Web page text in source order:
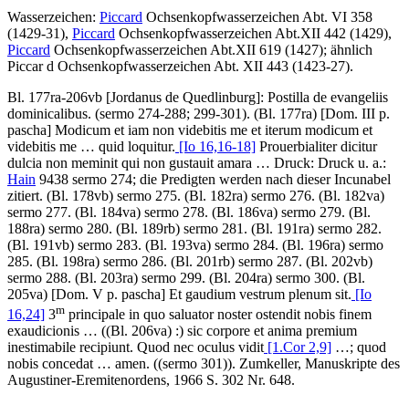
Wasserzeichen: Piccard Ochsenkopfwasserzeichen Abt. VI 358
(1429-31), Piccard Ochsenkopfwasserzeichen Abt.XII 442 (1429),
Piccard Ochsenkopfwasserzeichen Abt.XII 619 (1427); ähnlich
Piccard Ochsenkopfwasserzeichen Abt. XII 443 (1423-27).
Bl. 177ra-206vb [Jordanus de Quedlinburg]: Postilla de evangeliis
dominicalibus. (sermo 274-288; 299-301). (Bl. 177ra) [Dom. III p.
pascha] Modicum et iam non videbitis me et iterum modicum et
videbitis me … quid loquitur. [Io 16,16-18] Prouerbialiter dicitur
dulcia non meminit qui non gustauit amara … Druck: Druck u. a.:
Hain 9438 sermo 274; die Predigten werden nach dieser Incunabel
zitiert. (Bl. 178vb) sermo 275. (Bl. 182ra) sermo 276. (Bl. 182va)
sermo 277. (Bl. 184va) sermo 278. (Bl. 186va) sermo 279. (Bl.
188ra) sermo 280. (Bl. 189rb) sermo 281. (Bl. 191ra) sermo 282.
(Bl. 191vb) sermo 283. (Bl. 193va) sermo 284. (Bl. 196ra) sermo
285. (Bl. 198ra) sermo 286. (Bl. 201rb) sermo 287. (Bl. 202vb)
sermo 288. (Bl. 203ra) sermo 299. (Bl. 204ra) sermo 300. (Bl.
205va) [Dom. V p. pascha] Et gaudium vestrum plenum sit. [Io
16,24] 3m principale in quo saluator noster ostendit nobis finem
exaudicionis … ((Bl. 206va) :) sic corpore et anima premium
inestimabile recipiunt. Quod nec oculus vidit [1.Cor 2,9] …; quod
nobis concedat … amen. ((sermo 301)). Zumkeller, Manuskripte des
Augustiner-Eremitenordens, 1966 S. 302 Nr. 648.